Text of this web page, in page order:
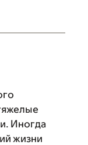
Иногда
жизни